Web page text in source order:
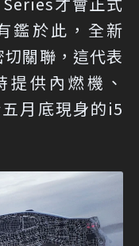
鑑於此，全新
關聯，這代表
提供內燃機、
月底現身的i5